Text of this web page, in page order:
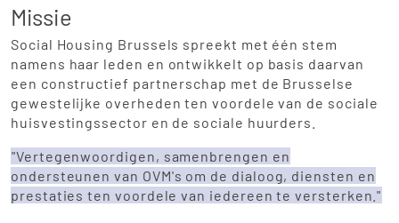
Missie
Social Housing Brussels spreekt met één stem
namens haar leden en ontwikkelt op basis daarvan
een constructief partnerschap met de Brusselse
gewestelijke overheden ten voordele van de sociale
huisvestingssector en de sociale huurders.
"Vertegenwoordigen, samenbrengen en
ondersteunen van OVM's om de dialoog, diensten en
prestaties ten voordele van iedereen te versterken."